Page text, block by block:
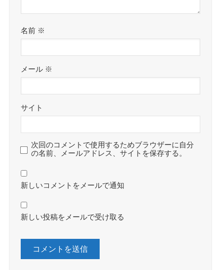
名前 ※
メール ※
サイト
次回のコメントで使用するためブラウザーに自分
の名前、メールアドレス、サイトを保存する。
新しいコメントをメールで通知
新しい投稿をメールで受け取る